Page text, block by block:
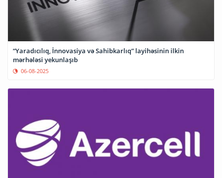
“Yaradıcılıq, İnnovasiya və Sahibkarlıq” layihəsinin ilkin
mərhələsi yekunlaşıb
06-08-2025